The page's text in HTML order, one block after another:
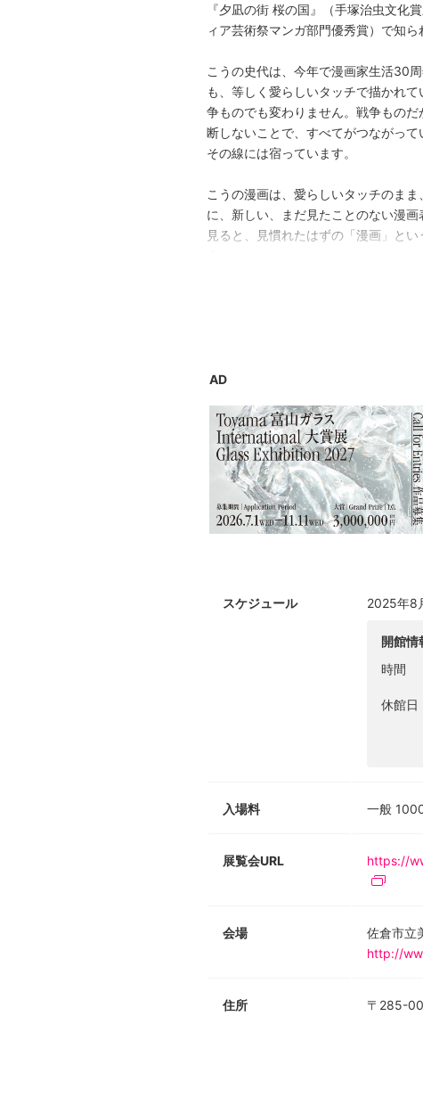
『夕凪の街 桜の国』（手塚治虫文化
ィア芸術祭マンガ部門優秀賞）で知
こうの史代は、今年で漫画家生活30
も、等しく愛らしいタッチで描かれ
争ものでも変わりません。戦争もの
断しないことで、すべてがつながっ
その線には宿っています。
こうの漫画は、愛らしいタッチのま
に、新しい、まだ見たことのない漫
見ると、見慣れたはずの「漫画」と
AD
スケジュール 2025年8
開館情
時間
休館日
入場料 一般
展覧会URL https://
会場
佐倉市立
http://
住所 〒285-